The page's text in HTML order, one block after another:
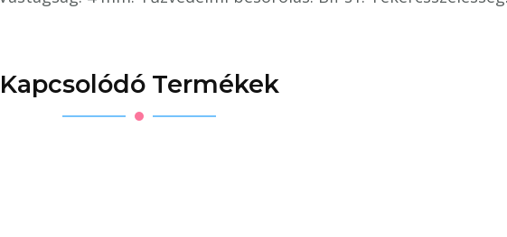
Kapcsolódó Termékek